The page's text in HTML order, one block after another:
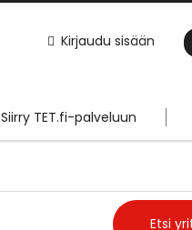
Kirjaudu sisään
Siirry TET.fi-palveluun